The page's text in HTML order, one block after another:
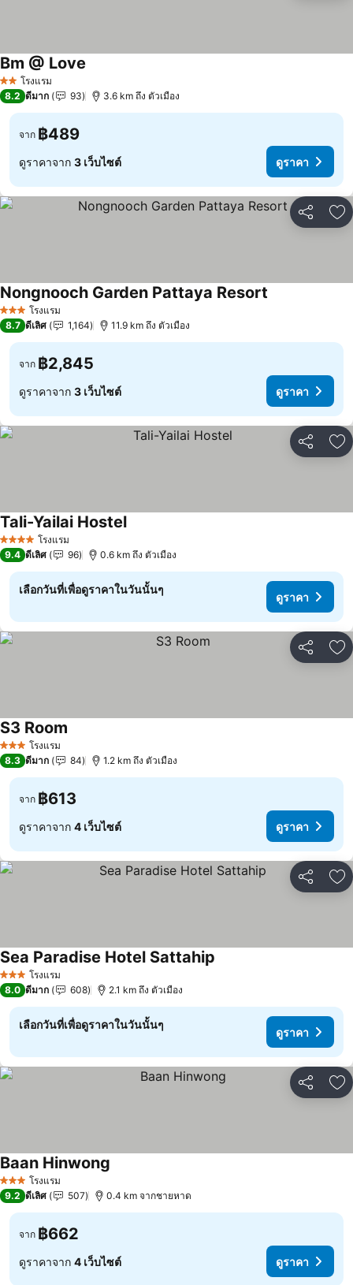
2 ดาวโรงแรม
Bm @ Love
8.2 ดีมาก 93 3.6 km ถึง ตัวเมือง
จาก ฿489
ดูราคาจาก 3 เว็บไซต์ ดูราคา
แชร์ เ
3 ดาว โรงแรม
Nongnooch Garden Pattaya Resort
8.7 ดีเลิศ 1,164 11.9 km ถึง ตัวเมือง
จาก ฿2,845
ดูราคาจาก 3 เว็บไซต์ ดูราคา
แชร์ เ
4 ดาว โรงแรม
Tali-Yailai Hostel
9.4 ดีเลิศ 96 0.6 km ถึง ตัวเมือง
เลือกวันที่เพื่อดูราคาในวันนั้นๆ
ดูราคา
แชร์ เ
3 ดาว โรงแรม
S3 Room
8.3 ดีมาก 84 1.2 km ถึง ตัวเมือง
จาก ฿613
ดูราคาจาก 4 เว็บไซต์ ดูราคา
แชร์ เ
3 ดาว โรงแรม
Sea Paradise Hotel Sattahip
8.0 ดีมาก 608 2.1 km ถึง ตัวเมือง
เลือกวันที่เพื่อดูราคาในวันนั้นๆ
ดูราคา
แชร์ เ
3 ดาว โรงแรม
Baan Hinwong
9.2 ดีเลิศ 507 0.4 km จากชายหาด
จาก ฿662
ดูราคาจาก 4 เว็บไซต์ ดูราคา